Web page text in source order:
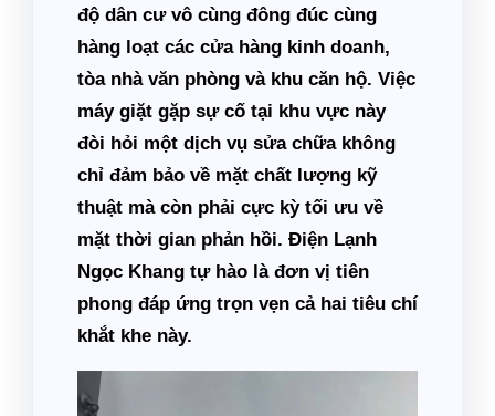
độ dân cư vô cùng đông đúc cùng
hàng loạt các cửa hàng kinh doanh,
tòa nhà văn phòng và khu căn hộ. Việc
máy giặt gặp sự cố tại khu vực này
đòi hỏi một dịch vụ sửa chữa không
chỉ đảm bảo về mặt chất lượng kỹ
thuật mà còn phải cực kỳ tối ưu về
mặt thời gian phản hồi. Điện Lạnh
Ngọc Khang tự hào là đơn vị tiên
phong đáp ứng trọn vẹn cả hai tiêu chí
khắt khe này.